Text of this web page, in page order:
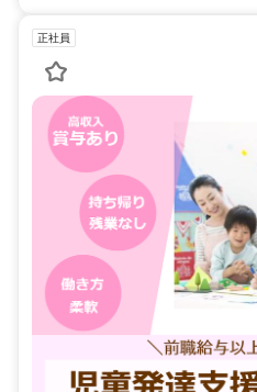
正社員